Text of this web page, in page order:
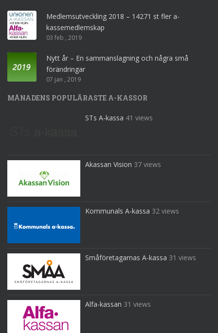
Medlemsutveckling 2018 – 14271 st fler a-
kassemedlemskap
03 feb , 2019
Nytt år – En sammanslagning och några små
förändringar
07 jan , 2019
MÅNADENS POPULÄRASTE A-KASSOR
STs A-kassa 41 views
Akassan Vision 37 views
Kommunals A-kassa 32 views
Småföretagarnas A-kassa 31 views
Alfa-kassan 31 views